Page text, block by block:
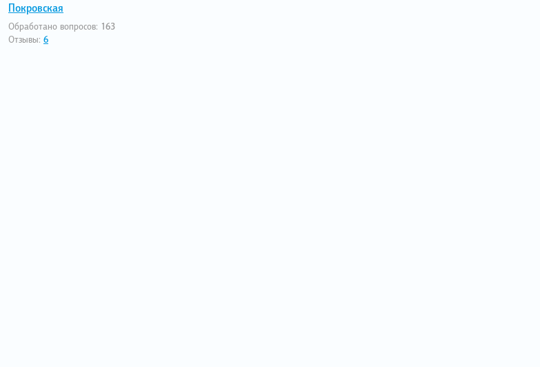
Покровская
Обработано вопросов: 163
Отзывы: 6